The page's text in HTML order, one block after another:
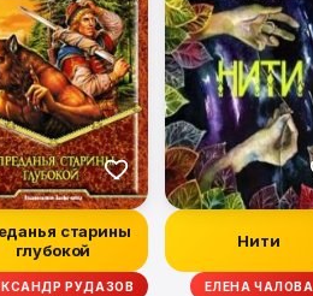
старины
глубокой
РУДАЗОВ
Нити
ЕЛЕНА ЧАЛОВА